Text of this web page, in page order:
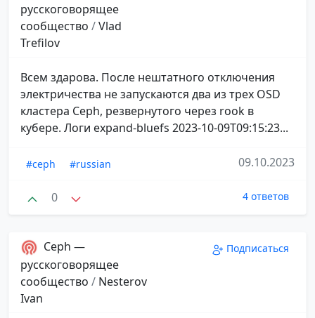
русскоговорящее
сообщество /Vlad
Trefilov
Всем здарова. После нештатного отключения
электричества не запускаются два из трех OSD
кластера Ceph, резвернутого через rook в
кубере. Логи expand-bluefs 2023-10-09T09:15:23...
#ceph #russian 09.10.2023
0 4 ответов
Ceph —
русскоговорящее
сообщество / Nesterov
Ivan
Подписаться